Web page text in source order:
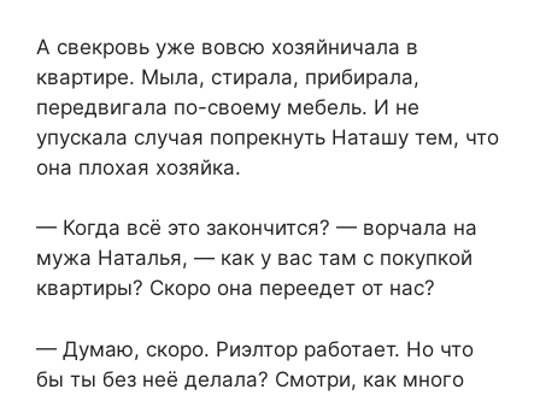
А свекровь уже вовсю хозяйничала в
квартире. Мыла, стирала, прибирала,
передвигала по-своему мебель. И не
упускала случая попрекнуть Наташу тем, что
она плохая хозяйка.
— Когда всё это закончится? — ворчала на
мужа Наталья, — как у вас там с покупкой
квартиры? Скоро она переедет от нас?
— Думаю, скоро. Риэлтор работает. Но что
бы ты без неё делала? Смотри, как много